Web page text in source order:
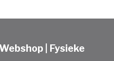
| Fysieke